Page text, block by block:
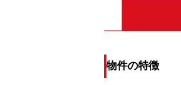
物件の特徴